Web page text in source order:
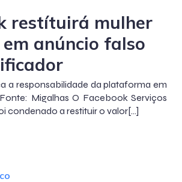
restítuirá mulher
anúncio falso
a responsabilidade da plataforma em
Migalhas O Facebook Serviços
condenado a restituir o valor[…]